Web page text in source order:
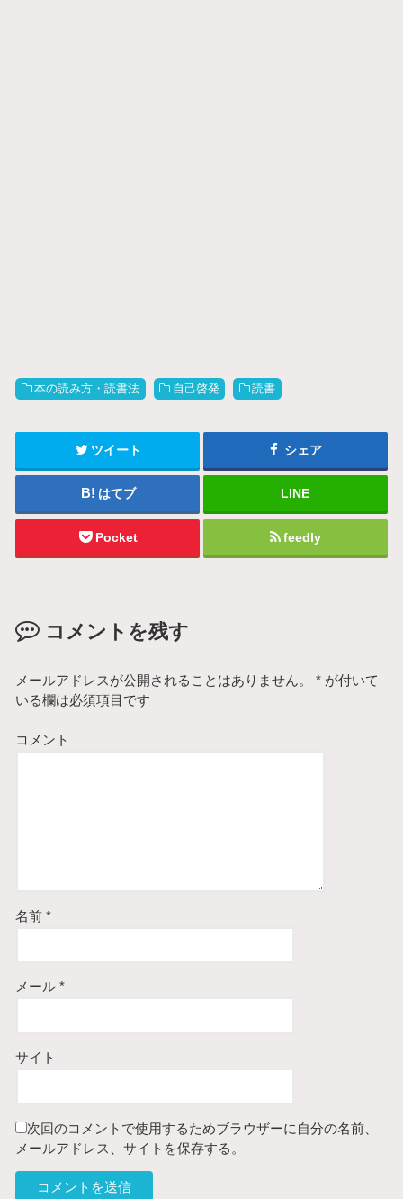
本の読み方・読書法 自己啓発 読書
ツイート シェア
はてブ LINE
Pocket feedly
コメントを残す
メールアドレスが公開されることはありません。 * が付いて
いる欄は必須項目です
コメント
名前*
メール*
サイト
次回のコメントで使用するためブラウザーに自分の名前、
メールアドレス、サイトを保存する。